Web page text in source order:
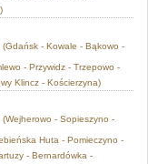
(Gdańsk - Kowale - Bąkowo -
- Przywidz - Trzepowo -
Klincz - Kościerzyna)
(Wejherowo - Sopieszyno -
Huta - Pomieczyno -
- Bernardówka -